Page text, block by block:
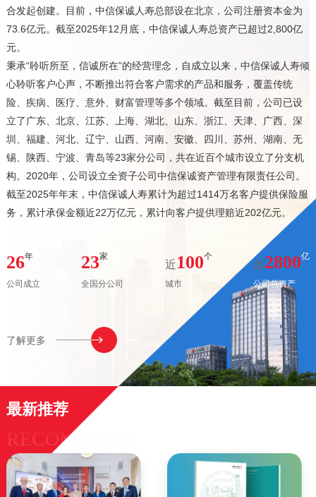
合发起创建。目前，中信保诚人寿总部设在北京，公司注册资本金为
73.6亿元。截至2025年12月底，中信保诚人寿总资产已超过2,800亿
元。
秉承“聆听所至，信诚所在”的经营理念，自成立以来，中信保诚人寿倾
心聆听客户心声，不断推出符合客户需求的产品和服务，覆盖传统
险、疾病、医疗、意外、财富管理等多个领域。截至目前，公司已设
立了广东、北京、江苏、上海、湖北、山东、浙江、天津、广西、深
圳、福建、河北、辽宁、山西、河南、安徽、四川、苏州、湖南、无
锡、陕西、宁波、青岛等23家分公司，共在近百个城市设立了分支机
构。2020年，公司设立全资子公司中信保诚资产管理有限责任公司。
截至2025年年末，中信保诚人寿累计为超过1414万名客户提供保险服
务，累计承保金额近22万亿元，累计向客户提供理赔近202亿元。
26年
公司成立
23家
全国分公司
近100个
城市
超2800亿
公司总资产
了解更多
最新推荐
RECOMMEND